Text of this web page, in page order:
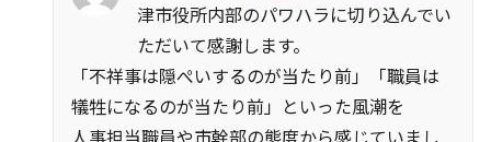
津市役所内部のパワハラに切り込んでい
ただいて感謝します。
「不祥事は隠ぺいするのが当たり前」「職員は
犠牲になるのが当たり前」といった風潮を